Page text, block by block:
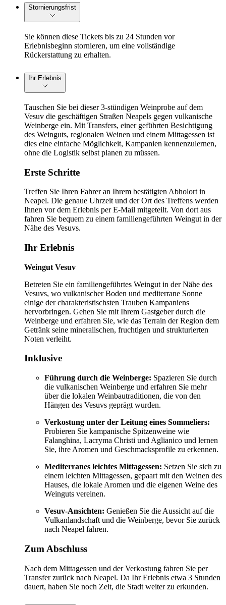
Stornierungsfrist
Sie können diese Tickets bis zu 24 Stunden vor
Erlebnisbeginn stornieren, um eine vollständige
Rückerstattung zu erhalten.
Ihr Erlebnis
Tauschen Sie bei dieser 3-stündigen Weinprobe auf dem
Vesuv die geschäftigen Straßen Neapels gegen vulkanische
Weinberge ein. Mit Transfers, einer geführten Besichtigung
des Weinguts, regionalen Weinen und einem Mittagessen ist
dies eine einfache Möglichkeit, Kampanien kennenzulernen,
ohne die Logistik selbst planen zu müssen.
Erste Schritte
Treffen Sie Ihren Fahrer an Ihrem bestätigten Abholort in
Neapel. Die genaue Uhrzeit und der Ort des Treffens werden
Ihnen vor dem Erlebnis per E-Mail mitgeteilt. Von dort aus
fahren Sie bequem zu einem familiengeführten Weingut in der
Nähe des Vesuvs.
Ihr Erlebnis
Weingut Vesuv
Betreten Sie ein familiengeführtes Weingut in der Nähe des
Vesuvs, wo vulkanischer Boden und mediterrane Sonne
einige der charakteristischsten Trauben Kampaniens
hervorbringen. Gehen Sie mit Ihrem Gastgeber durch die
Weinberge und erfahren Sie, wie das Terrain der Region dem
Getränk seine mineralischen, fruchtigen und strukturierten
Noten verleiht.
Inklusive
Führung durch die Weinberge: Spazieren Sie durch
die vulkanischen Weinberge und erfahren Sie mehr
über die lokalen Weinbautraditionen, die von den
Hängen des Vesuvs geprägt wurden.
Verkostung unter der Leitung eines Sommeliers:
Probieren Sie kampanische Spitzenweine wie
Falanghina, Lacryma Christi und Aglianico und lernen
Sie, ihre Aromen und Geschmacksprofile zu erkennen.
Mediterranes leichtes Mittagessen: Setzen Sie sich zu
einem leichten Mittagessen, gepaart mit den Weinen des
Hauses, die lokale Aromen und die eigenen Weine des
Weinguts vereinen.
Vesuv-Ansichten: Genießen Sie die Aussicht auf die
Vulkanlandschaft und die Weinberge, bevor Sie zurück
nach Neapel fahren.
Zum Abschluss
Nach dem Mittagessen und der Verkostung fahren Sie per
Transfer zurück nach Neapel. Da Ihr Erlebnis etwa 3 Stunden
dauert, haben Sie noch Zeit, die Stadt weiter zu erkunden.